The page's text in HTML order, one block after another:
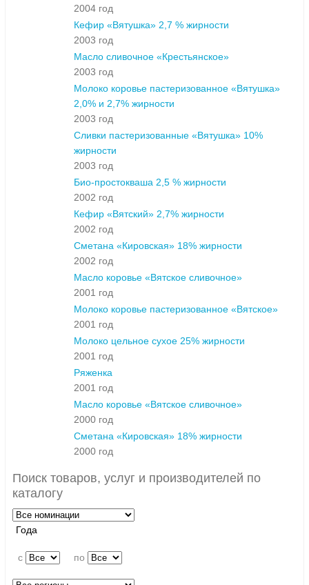
2004 год
Кефир «Вятушка» 2,7 % жирности
2003 год
Масло сливочное «Крестьянское»
2003 год
Молоко коровье пастеризованное «Вятушка»
2,0% и 2,7% жирности
2003 год
Сливки пастеризованные «Вятушка» 10%
жирности
2003 год
Био-простокваша 2,5 % жирности
2002 год
Кефир «Вятский» 2,7% жирности
2002 год
Сметана «Кировская» 18% жирности
2002 год
Масло коровье «Вятское сливочное»
2001 год
Молоко коровье пастеризованное «Вятское»
2001 год
Молоко цельное сухое 25% жирности
2001 год
Ряженка
2001 год
Масло коровье «Вятское сливочное»
2000 год
Сметана «Кировская» 18% жирности
2000 год
Поиск товаров, услуг и производителей по
каталогу
Года
c по